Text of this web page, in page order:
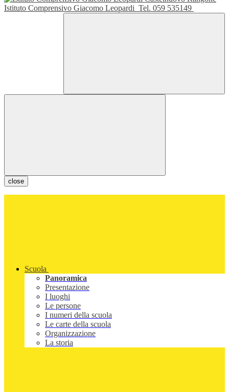
Istituto Comprensivo Giacomo Leopardi Tel. 059 535149
close
Scuola
Panoramica
Presentazione
I luoghi
Le persone
I numeri della scuola
Le carte della scuola
Organizzazione
La storia